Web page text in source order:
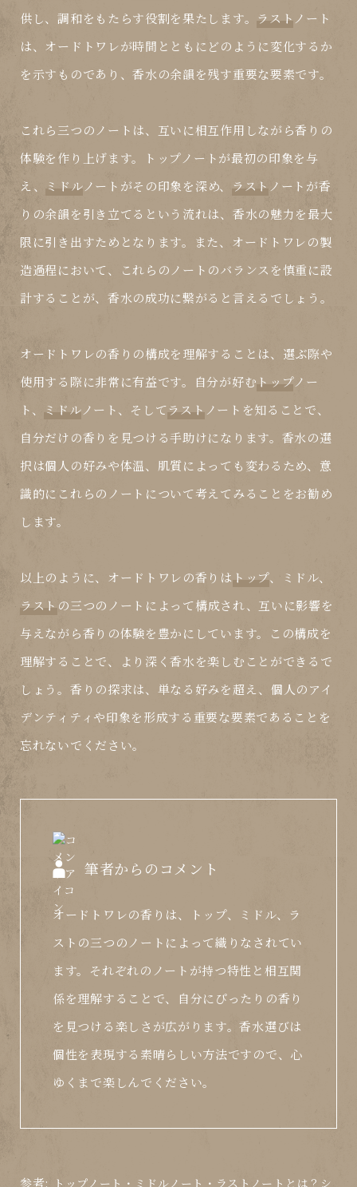
供し、調和をもたらす役割を果たします。 ラスト ノート
は、オードトワレが時間とともにどのように変化するか
を示すものであり、香水の余韻を残す重要な要素です。
これら三つのノートは、互いに相互作用しながら香りの
体験を作り上げます。
トップノートが最初の印象を与
え、
ミドルノートがその印象を深め、 ラスト ノートが香
りの余韻を引き立てるという流れは、香水の魅力を最大
限に引き出すためとなります。また、オードトワレの製
造過程において、これらのノートのバランスを慎重に設
計することが、香水の成功に繋がると言えるでしょう。
オードトワレの香りの構成を理解することは、選ぶ際や
使用する際に非常に有益です。自分が好む トップノー
ト、
ミドルノート、そしてラスト ノートを知ることで、
自分だけの香りを見つける手助けになります。香水の選
択は個人の好みや体温、肌質によっても変わるため、意
識的にこれらのノートについて考えてみることをお勧め
します。
以上のように、オードトワレの香りは トップ、 ミドル、
ラスト の三つのノートによって構成され、互いに影響を
与えながら香りの体験を豊かにしています。この構成を
理解することで、より深く香水を楽しむことができるで
しょう。香りの探求は、単なる好みを超え、個人のアイ
デンティティや印象を形成する重要な要素であることを
忘れないでください。
筆者からのコメント
オードトワレの香りは、トップ、ミドル、ラ
ストの三つのノートによって織りなされてい
ます。それぞれのノートが持つ特性と相互関
係を理解することで、自分にぴったりの香り
を見つける楽しさが広がります。香水選びは
個性を表現する素晴らしい方法ですので、心
ゆくまで楽しんでください。
参考: トップノート・ミドルノート・ラストノートとは？シ